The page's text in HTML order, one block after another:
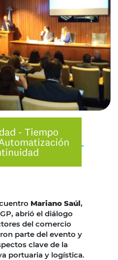
Mariano Saúl,
abrió el diálogo
del comercio
parte del evento y
clave de la
portuaria y logística.